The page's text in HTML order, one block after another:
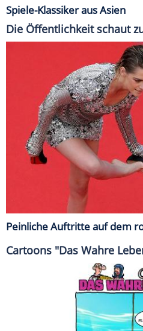
Spiele-Klassiker aus Asien
Die Öffentlichkeit schaut
Peinliche Auftritte auf dem
Cartoons "Das Wahre